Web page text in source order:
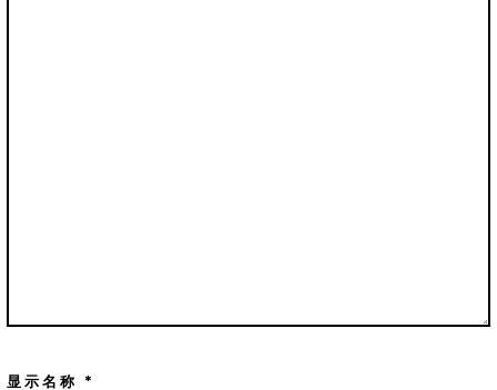
显示名称*